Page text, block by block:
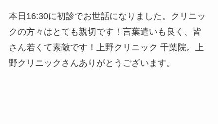
本日16:30に初診でお世話になりました。クリニッ
クの方々はとても親切です！言葉遣いも良く、皆
さん若くて素敵です！上野クリニック 千葉院。上
野クリニックさんありがとうございます。